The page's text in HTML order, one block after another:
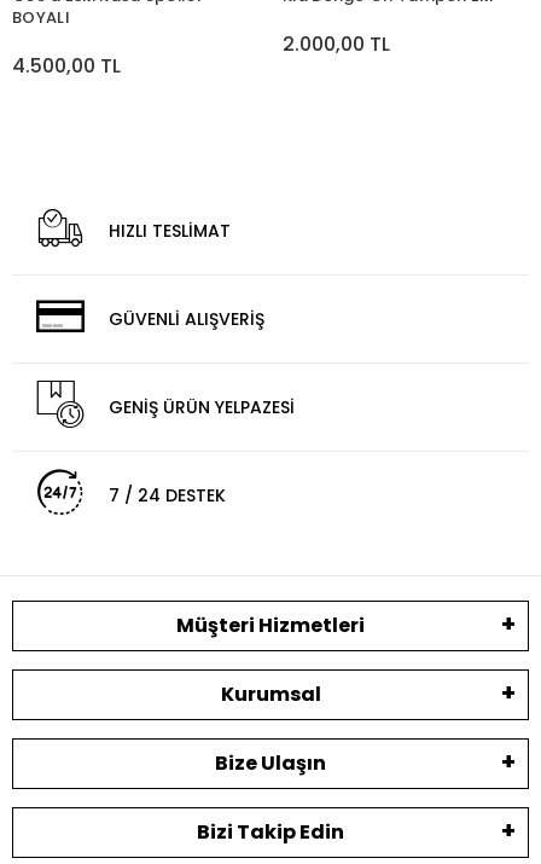
BOYALI
4.500,00 TL
2.000,00 TL
HIZLI TESLİMAT
GÜVENLİ ALIŞVERİŞ
GENİŞ ÜRÜN YELPAZESİ
7 / 24 DESTEK
Müşteri Hizmetleri
Kurumsal
Bize Ulaşın
Bizi Takip Edin